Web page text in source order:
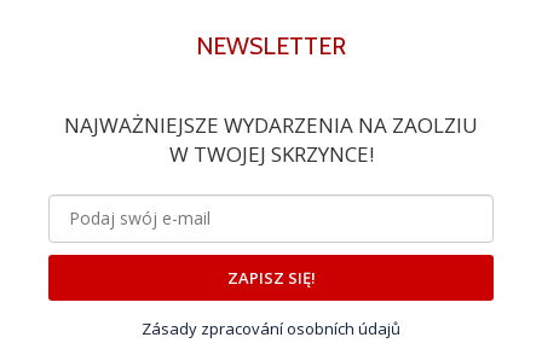
NEWSLETTER
NAJWAŻNIEJSZE WYDARZENIA NA ZAOLZIU
W TWOJEJ SKRZYNCE!
ZAPISZ SIĘ!
Zásady zpracování osobních údajů